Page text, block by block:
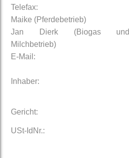
Telefax:
Maike (Pferdebetrieb)
Jan Dierk (Biogas und
Milchbetrieb)
E-Mail:
Inhaber:
Gericht:
USt-IdNr.: